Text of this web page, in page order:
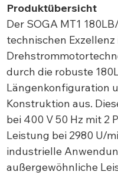
Produktübersicht
Der SOGA MT1
technischen Exzellenz
durch die robuste
Längenkonfiguration
Konstruktion aus.
bei 400 V 50 Hz mit 2
Leistung bei 2980 U/
industrielle
außergewöhnliche